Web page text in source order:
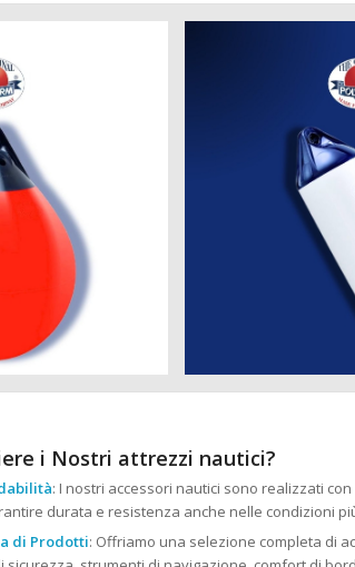
i Nostri attrezzi nautici?
: I nostri accessori nautici sono realizzati
durata e resistenza anche nelle condizioni
di Prodotti: Offriamo una selezione completa di